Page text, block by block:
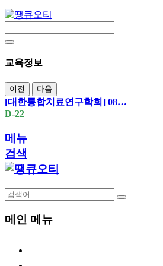
교육정보
이전 다음
[대한통합치료연구학회] 08…
D-22
메뉴
검색
메인 메뉴